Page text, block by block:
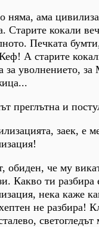
няма, ама
Старите кокали
Печката
А старите
за уволнението, за
преглътна и
заек, е
обиден, че му
Какво ти разбира
нека каже
не разбира!
светогледът